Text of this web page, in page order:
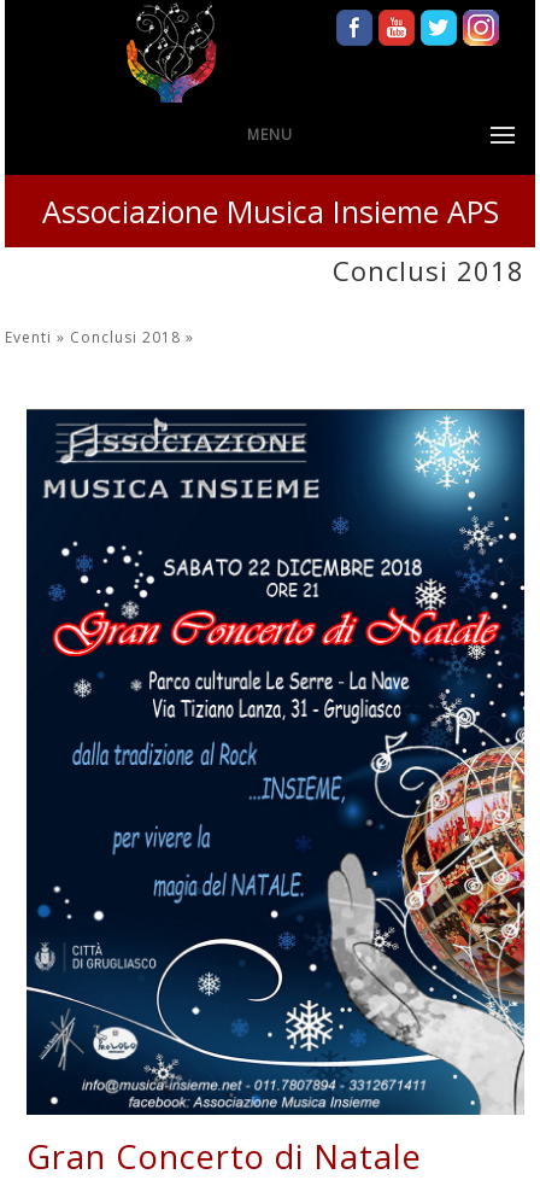
MENU
Associazione Musica Insieme APS
Conclusi 2018
Eventi » Conclusi 2018»
Gran Concerto di Natale